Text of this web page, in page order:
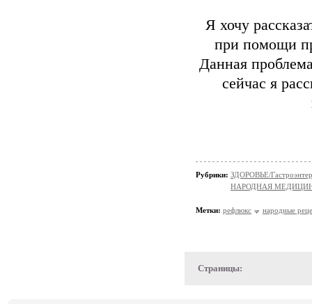
Я хочу
при помощи
Данная
сейчас я
Рубрики: ЗДОРОВЬЕ/
НАРОДНАЯ
Метки: рефлюкс народные
Страницы: